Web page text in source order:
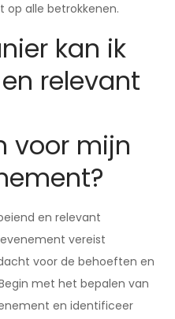
op alle betrokkenen.
kan ik
relevant
voor mijn
en relevant
vereist
voor de behoeften en
met het bepalen van
en identificeer